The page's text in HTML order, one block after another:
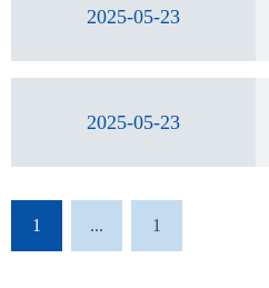
2025-05-23
2025-05-23
1 ... 1